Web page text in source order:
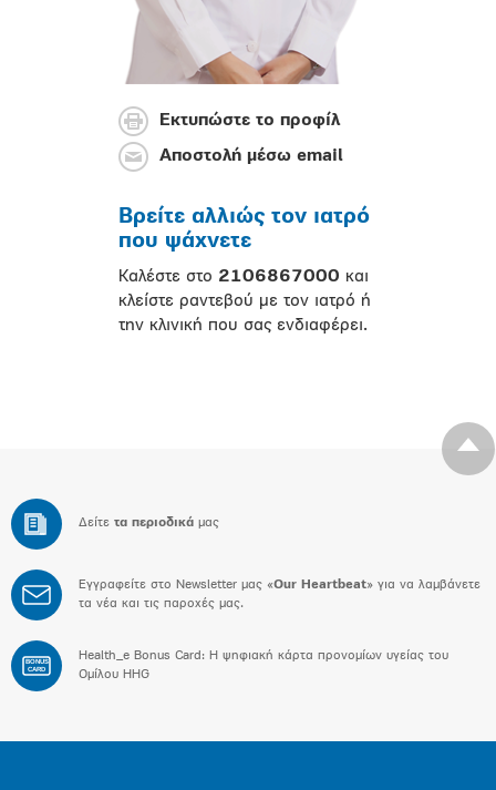
Εκτυπώστε το προφίλ
Αποστολή μέσω email
Βρείτε αλλιώς τον ιατρό
που ψάχνετε
Καλέστε στο 2106867000 και
κλείστε ραντεβού με τον ιατρό ή
την κλινική που σας ενδιαφέρει.
Δείτε τα περιοδικά μας
Εγγραφείτε στο Newsletter μας «Our Heartbeat» για να λαμβάνετε
τα νέα και τις παροχές μας.
BONUS
CARD
Health_e Bonus Card: H ψηφιακή κάρτα προνομίων υγείας του
Ομίλου HHG